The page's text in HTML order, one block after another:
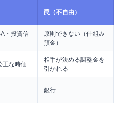
罠（不自由）
・投資信
原則できない（仕組み
預金）
正な時価
相手が決める調整金を
引かれる
銀行